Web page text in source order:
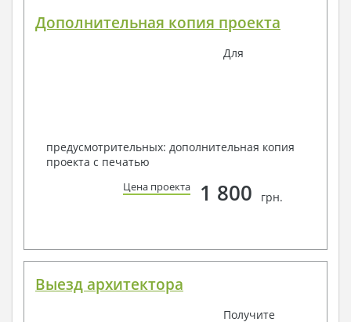
Дополнительная копия проекта
Для
предусмотрительных: дополнительная копия
проекта с печатью
Цена проекта 1 800 грн.
Выезд архитектора
Получите